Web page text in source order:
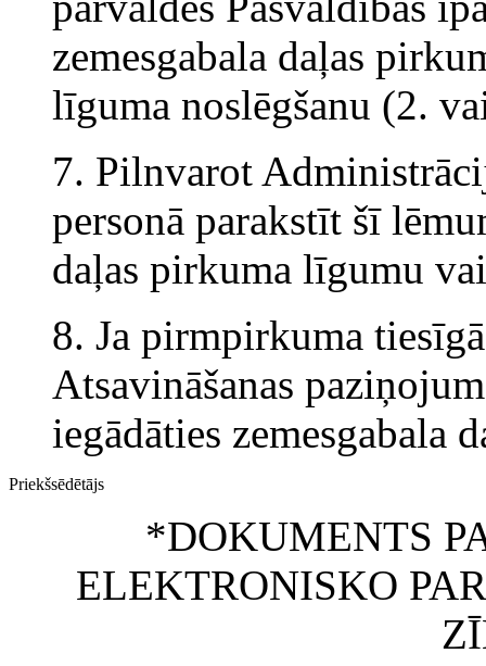
zemesgabala daļas
līguma noslēgšanu (2.
7. Pilnvarot
personā parakstīt šī
daļas pirkuma līgumu
8. Ja pirmpirkuma
Atsavināšanas
iegādāties zemesgabala
Priekšsēdētājs
*DOKUMENTS
ELEKTRONISKO